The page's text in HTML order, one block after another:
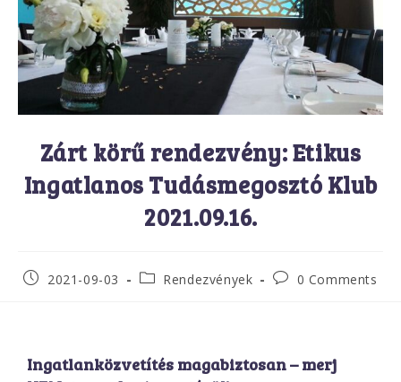
Zárt körű rendezvény: Etikus
Ingatlanos Tudásmegosztó Klub
2021.09.16.
2021-09-03 Rendezvények 0 Comments
Ingatlanközvetítés magabiztosan – merj